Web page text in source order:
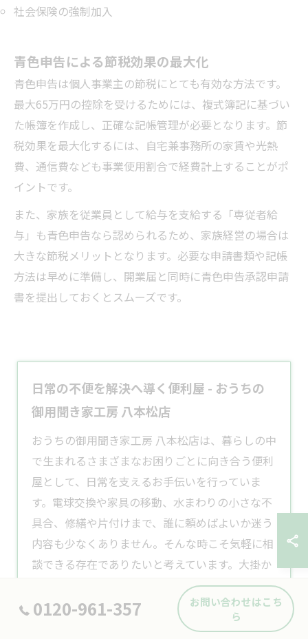
社会保険の強制加入
青色申告による節税効果の最大化
青色申告は個人事業主の節税にとても有効な方法です。
最大65万円の控除を受けるためには、複式簿記に基づい
た帳簿を作成し、正確な記帳管理が必要となります。節
税効果を最大化するには、自宅兼事務所の家賃や光熱
費、通信費なども事業使用割合で経費計上することがポ
イントです。
また、家族を従業員として給与を支給する「専従者給
与」も青色申告なら認められるため、家族経営の場合は
大きな節税メリットとなります。必要な申請書類や記帳
方法は早めに準備し、開業届と同時に青色申告承認申請
書を提出しておくとスムーズです。
日常の不便を解決へ導く便利屋 - おうちの
御用聞き家工房 八本松店
おうちの御用聞き家工房 八本松店は、暮らしの中
で生まれるさまざまなお困りごとに向き合う便利
屋として、日常を支えるお手伝いを行っていま
す。電球交換や家具の移動、水まわりの小さな不
具合、修繕や片付けまで、誰に頼めばよいか迷う
内容も少なくありません。そんな時こそ気軽に相
談できる存在でありたいと考えています。大掛か
りな工事ではなくても構いませんし、こんなこと
お願いしてもいいのだろうかと悩む必要もありま
せん。身近な相談先として、暮らしを整えるきっ
0120-961-357
お問い合わせはこち
ら